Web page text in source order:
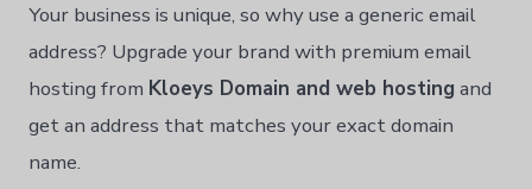
Your business is unique, so why use a generic email
address? Upgrade your brand with premium email
hosting from Kloeys Domain and web hosting and
get an address that matches your exact domain
name.
简体中文
हिन्दी